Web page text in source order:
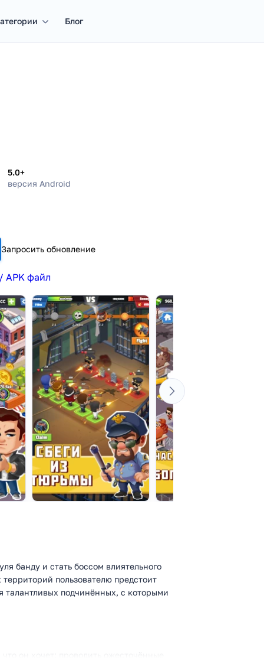
Блог
5.0+
версия Android
Запросить обновление
APK файл
банду и стать боссом влиятельного
пользователю предстоит
талантливых подчинённых, с которыми